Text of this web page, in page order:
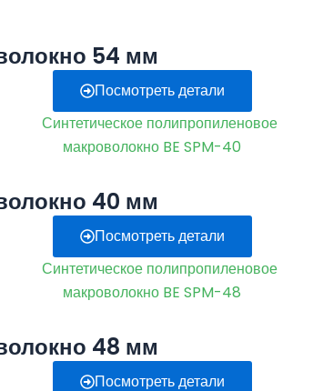
54 мм
Посмотреть детали
40 мм
Посмотреть детали
48 мм
Посмотреть детали